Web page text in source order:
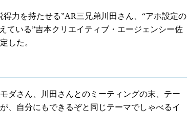
力を持たせる”AR三兄弟川田さん、“アホ設定の
ている”吉本クリエイティブ・エージェンシー佐
した。
ダさん、川田さんとのミーティングの末、テー
、自分にもできるぞと同じテーマでしゃべるイ